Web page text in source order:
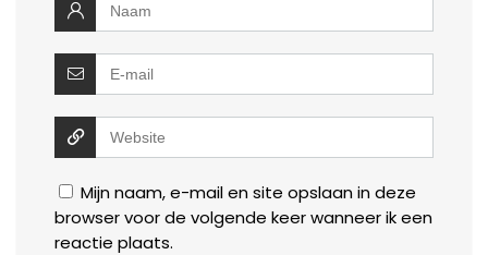
Mijn naam, e-mail en site opslaan in deze
browser voor de volgende keer wanneer ik een
reactie plaats.